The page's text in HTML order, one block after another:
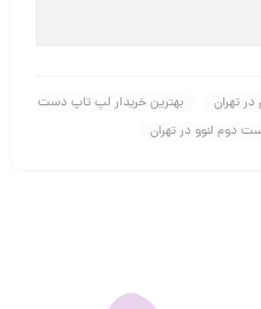
تهران
بهترین خریدار لپ تاپ دست
دوم لنوو در تهران